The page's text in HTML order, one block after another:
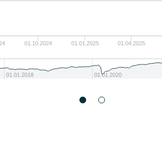
01.10.2024 01.01.2025 01.04.2025
01.01.2018 01.01.2020